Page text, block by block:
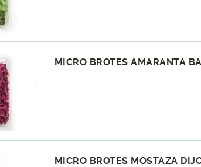
MICRO BROTES AMARANTA
MICRO BROTES MOSTAZA